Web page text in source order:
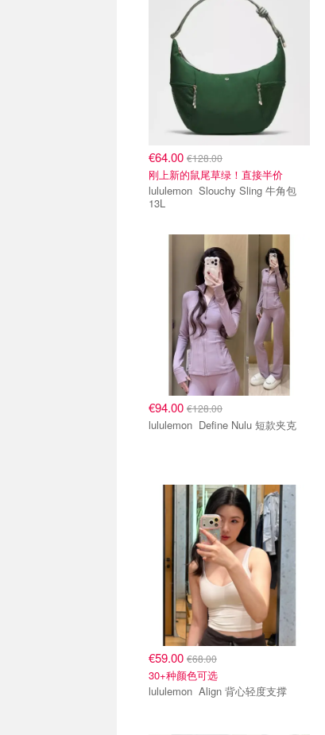
€64.00 €128.00
刚上新的鼠尾草绿！直接半价
lululemon Slouchy Sling 牛角包
13L
€94.00 €128.00
lululemon Define Nulu 短款夹克
€59.00 €68.00
30+种颜色可选
lululemon Align 背心轻度支撑